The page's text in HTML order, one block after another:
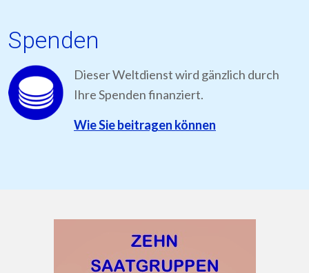
Spenden
Dieser Weltdienst wird gänzlich durch
Ihre Spenden finanziert.
Wie Sie beitragen können